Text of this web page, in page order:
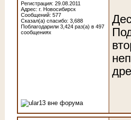
Регистрация: 29.08.2011
Адрес: г. Новосибирск
Сообщений: 577
Сказал(а) спасибо: 3,688
Поблагодарили 3,424 раз(а) в 497
сообщениях